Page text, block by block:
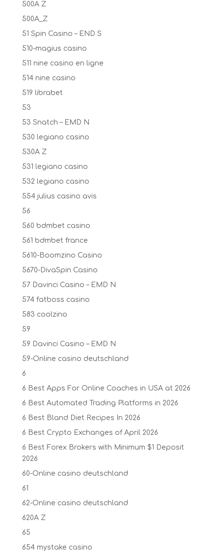
500A Z
500A_Z
51 Spin Casino – END S
510-magius casino
511 nine casino en ligne
514 nine casino
519 librabet
53
53 Snatch – EMD N
530 legiano casino
530A Z
531 legiano casino
532 legiano casino
554 julius casino avis
56
560 bdmbet casino
561 bdmbet france
5610-Boomzino Casino
5670-DivaSpin Casino
57 Davinci Casino – EMD N
574 fatboss casino
583 coolzino
59
59 Davinci Casino – EMD N
59-Online casino deutschland
6
6 Best Apps For Online Coaches in USA at 2026
6 Best Automated Trading Platforms in 2026
6 Best Bland Diet Recipes In 2026
6 Best Crypto Exchanges of April 2026
6 Best Forex Brokers with Minimum $1 Deposit ️
2026
60-Online casino deutschland
61
62-Online casino deutschland
620A Z
65
654 mystake casino